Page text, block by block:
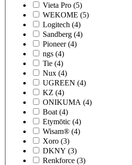
Vieta Pro (5)
WEKOME (5)
Logitech (4)
Sandberg (4)
Pioneer (4)
ngs (4)
Tie (4)
Nux (4)
UGREEN (4)
KZ (4)
ONIKUMA (4)
Boat (4)
Etymōtic (4)
Wisam® (4)
Xoro (3)
DKNY (3)
Renkforce (3)